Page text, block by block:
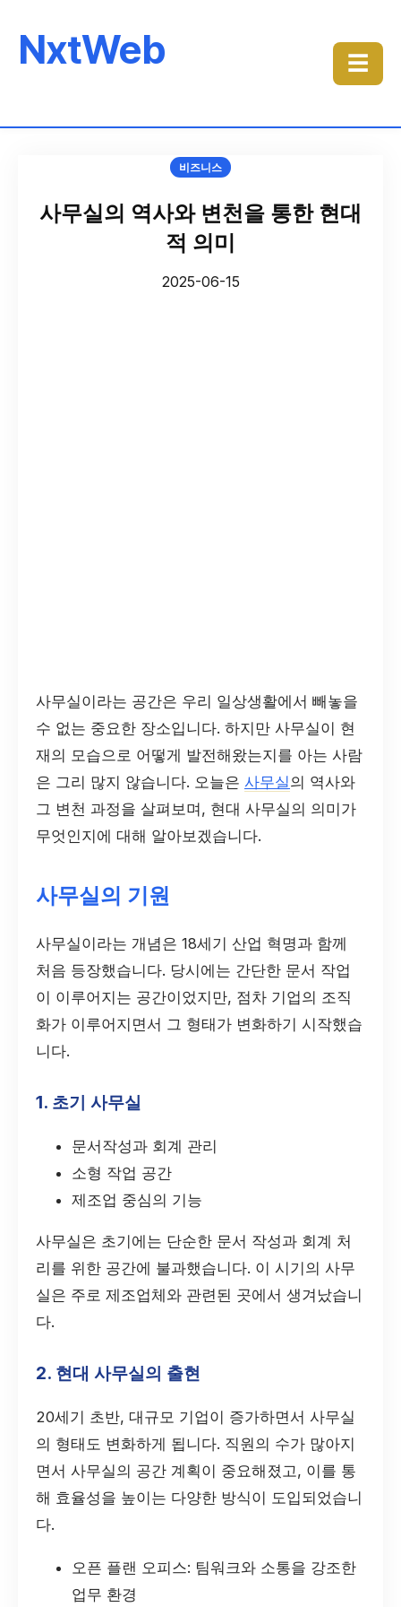
NxtWeb ☰
비즈니스
사무실의 역사와 변천을 통한 현대
적 의미
2025-06-15
사무실이라는 공간은 우리 일상생활에서 빼놓을
수 없는 중요한 장소입니다. 하지만 사무실이 현
재의 모습으로 어떻게 발전해왔는지를 아는 사람
은 그리 많지 않습니다. 오늘은 사무실의 역사와
그 변천 과정을 살펴보며, 현대 사무실의 의미가
무엇인지에 대해 알아보겠습니다.
사무실의 기원
사무실이라는 개념은 18세기 산업 혁명과 함께
처음 등장했습니다. 당시에는 간단한 문서 작업
이 이루어지는 공간이었지만, 점차 기업의 조직
화가 이루어지면서 그 형태가 변화하기 시작했습
니다.
1. 초기 사무실
문서작성과 회계 관리
소형 작업 공간
제조업 중심의 기능
사무실은 초기에는 단순한 문서 작성과 회계 처
리를 위한 공간에 불과했습니다. 이 시기의 사무
실은 주로 제조업체와 관련된 곳에서 생겨났습니
다.
2. 현대 사무실의 출현
20세기 초반, 대규모 기업이 증가하면서 사무실
의 형태도 변화하게 됩니다. 직원의 수가 많아지
면서 사무실의 공간 계획이 중요해졌고, 이를 통
해 효율성을 높이는 다양한 방식이 도입되었습니
다.
오픈 플랜 오피스: 팀워크와 소통을 강조한
업무 환경